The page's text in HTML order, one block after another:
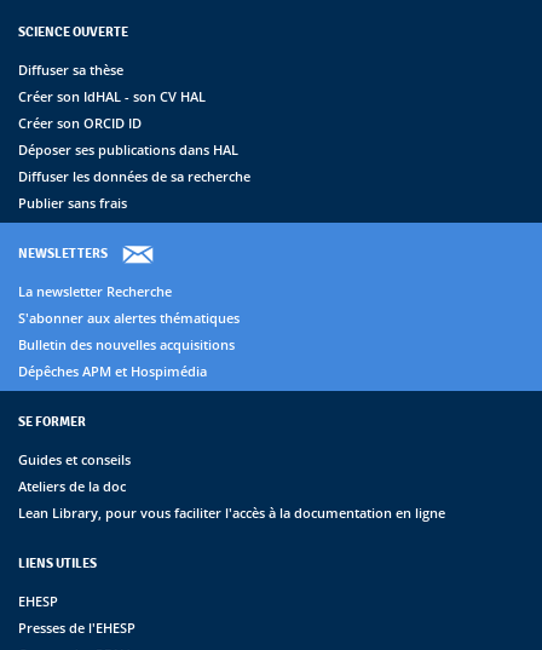
SCIENCE OUVERTE
Diffuser sa thèse
Créer son IdHAL - son CV HAL
Créer son ORCID ID
Déposer ses publications dans HAL
Diffuser les données de sa recherche
Publier sans frais
NEWSLETTERS
La newsletter Recherche
S'abonner aux alertes thématiques
Bulletin des nouvelles acquisitions
Dépêches APM et Hospimédia
SE FORMER
Guides et conseils
Ateliers de la doc
Lean Library, pour vous faciliter l'accès à la documentation en ligne
LIENS UTILES
EHESP
Presses de l'EHESP